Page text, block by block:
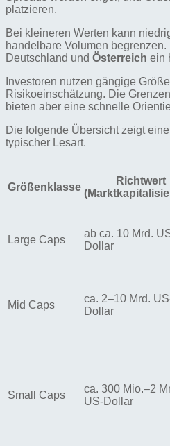
platzieren.
Bei kleineren Werten kann
handelbare Volumen
Deutschland und Österreich ein
Investoren nutzen gängige
Risikoeinschätzung. Die
bieten aber eine schnelle
Die folgende Übersicht zeigt
typischer Lesart.
Größenklasse
Richtwert
Large Caps
ab ca. 10 Mrd.
Dollar
Mid Caps
ca. 2–10 Mrd.
Dollar
Small Caps
ca. 300 Mio.–2
US-Dollar